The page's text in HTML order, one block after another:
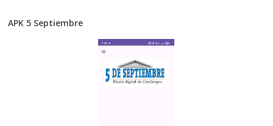
APK 5 Septiembre